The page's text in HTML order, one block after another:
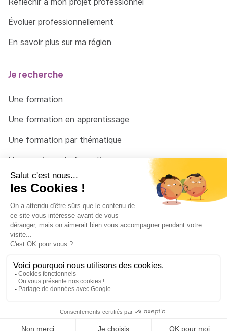
Évoluer professionnellement
En savoir plus sur ma région
Je recherche
Une formation
Une formation en apprentissage
Une formation par thématique
Un organisme de formation
Un conseiller
© 2026 - Côté Formations - par Via Compétences
Menu Pied de page
Mentions Légales
Politique de confidentialité